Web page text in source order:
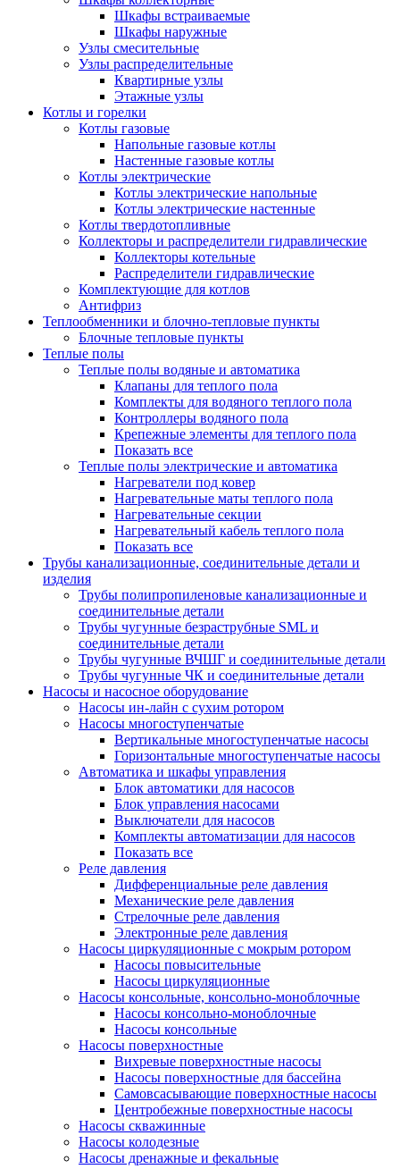
Шкафы встраиваемые
Шкафы наружные
Узлы смесительные
Узлы распределительные
Квартирные узлы
Этажные узлы
Котлы и горелки
Котлы газовые
Напольные газовые котлы
Настенные газовые котлы
Котлы электрические
Котлы электрические напольные
Котлы электрические настенные
Котлы твердотопливные
Коллекторы и распределители гидравлические
Коллекторы котельные
Распределители гидравлические
Комплектующие для котлов
Антифриз
Теплообменники и блочно-тепловые пункты
Блочные тепловые пункты
Теплые полы
Теплые полы водяные и автоматика
Клапаны для теплого пола
Комплекты для водяного теплого пола
Контроллеры водяного пола
Крепежные элементы для теплого пола
Показать все
Теплые полы электрические и автоматика
Нагреватели под ковер
Нагревательные маты теплого пола
Нагревательные секции
Нагревательный кабель теплого пола
Показать все
Трубы канализационные, соединительные детали и
изделия
Трубы полипропиленовые канализационные и
соединительные детали
Трубы чугунные безраструбные SML и
соединительные детали
Трубы чугунные ВЧШГ и соединительные детали
Трубы чугунные ЧК и соединительные детали
Насосы и насосное оборудование
Насосы ин-лайн с сухим ротором
Насосы многоступенчатые
Вертикальные многоступенчатые насосы
Горизонтальные многоступенчатые насосы
Автоматика и шкафы управления
Блок автоматики для насосов
Блок управления насосами
Выключатели для насосов
Комплекты автоматизации для насосов
Показать все
Реле давления
Дифференциальные реле давления
Механические реле давления
Стрелочные реле давления
Электронные реле давления
Насосы циркуляционные с мокрым ротором
Насосы повысительные
Насосы циркуляционные
Насосы консольные, консольно-моноблочные
Насосы консольно-моноблочные
Насосы консольные
Насосы поверхностные
Вихревые поверхностные насосы
Насосы поверхностные для бассейна
Самовсасывающие поверхностные насосы
Центробежные поверхностные насосы
Насосы скважинные
Насосы колодезные
Насосы дренажные и фекальные